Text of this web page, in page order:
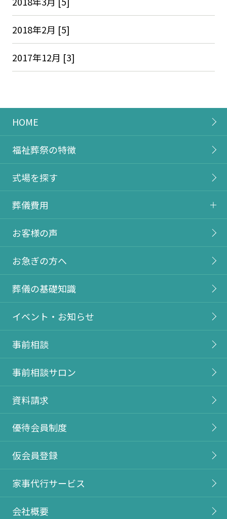
2018年2月 [5]
2017年12月 [3]
HOME
福祉葬祭の特徴
式場を探す
葬儀費用
お客様の声
お急ぎの方へ
葬儀の基礎知識
イベント・お知らせ
事前相談
事前相談サロン
資料請求
優待会員制度
仮会員登録
家事代行サービス
会社概要